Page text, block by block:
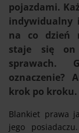
pojazdami.
indywidualny
na co dzień
staje się on
sprawach.
oznaczenie?
krok po kroku.
Blankiet prawa
jego